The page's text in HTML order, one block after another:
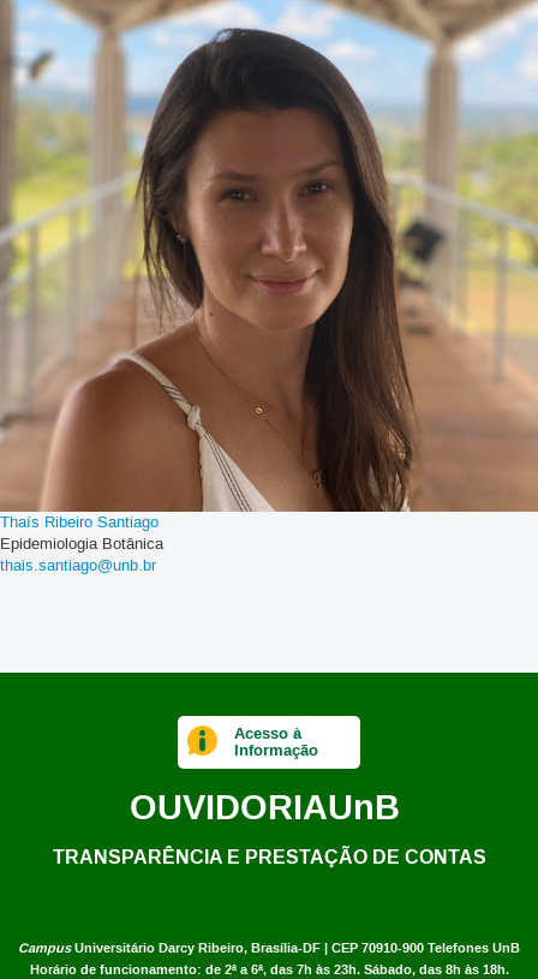
Thaís Ribeiro Santiago
Epidemiologia Botânica
thais.santiago@unb.br
CampusUniversitário Darcy Ribeiro, Brasília-DF | CEP 70910-900 Telefones UnB
Horário de funcionamento: de 2ª a 6ª, das 7h às 23h. Sábado, das 8h às 18h.
Acesso à
Informação
OUVIDORIAUnB
TRANSPARÊNCIA E PRESTAÇÃO DE CONTAS